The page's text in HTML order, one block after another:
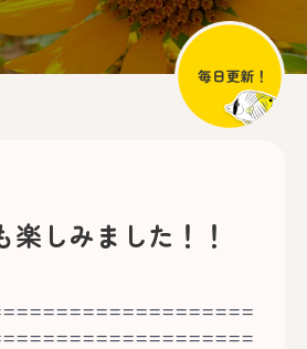
楽しみました！！